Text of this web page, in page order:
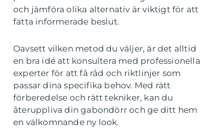
och jämföra olika alternativ är viktigt för att
fatta informerade beslut.
Oavsett vilken metod du väljer, är det alltid
en bra idé att konsultera med professionella
experter för att få råd och riktlinjer som
passar dina specifika behov. Med rätt
förberedelse och rätt tekniker, kan du
återuppliva din gabondörr och ge ditt hem
en välkomnande ny look.